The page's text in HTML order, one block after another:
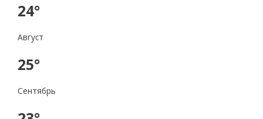
24°
Август
25°
Сентябрь